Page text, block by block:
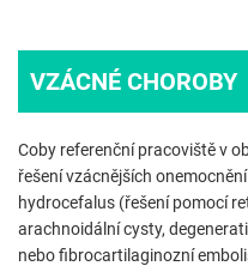
VZÁCNÉ CHOROBY
Coby referenční pracoviště v
řešení vzácnějších
hydrocefalus (řešení pomocí
arachnoidální cysty,
nebo fibrocartilaginozní